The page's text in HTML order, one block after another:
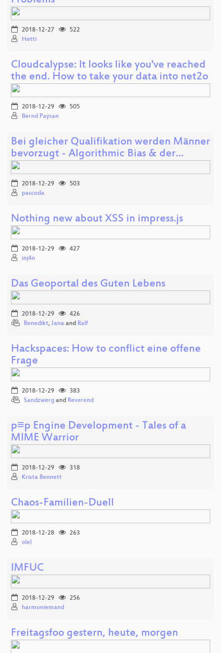
2018-12-27
522
Hetti
Cloudcalypse: It looks like you've reached
the end. How to take your data into net2o
2018-12-29
505
Bernd Paysan
Bei gleicher Qualifikation werden Männer
bevorzugt - Algorithmic Bias & der…
2018-12-29
503
pascoda
Nothing new about XSS in impress.js
2018-12-29
427
inj4n
Das Geoportal des Guten Lebens
2018-12-29
426
Benedikt, Jana and Ralf
Hackspaces: How to conflict eine offene
Frage
2018-12-29
383
Sandzwerg and Reverend
p≡p Engine Development - Tales of a
MIME Warrior
2018-12-29
318
Krista Bennett
Chaos-Familien-Duell
2018-12-28
263
olel
IMFUC
2018-12-29
256
harmoniemand
Freitagsfoo gestern, heute, morgen